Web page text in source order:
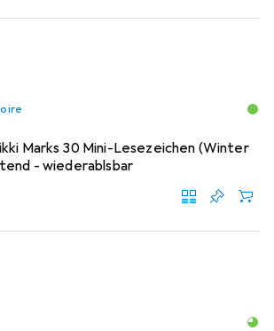
Marks 30 Mini-Lesezeichen (Winter
- wiederablsbar